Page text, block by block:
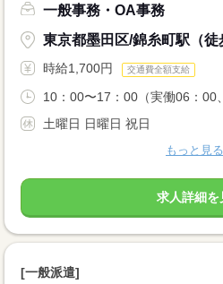
一般事務・OA事務
東京都墨田区/錦糸町駅（徒
時給1,700円 交通費全額支給
10：00〜17：00（実働06：00
土曜日 日曜日 祝日
もっと見る
求人詳細を
[一般派遣]